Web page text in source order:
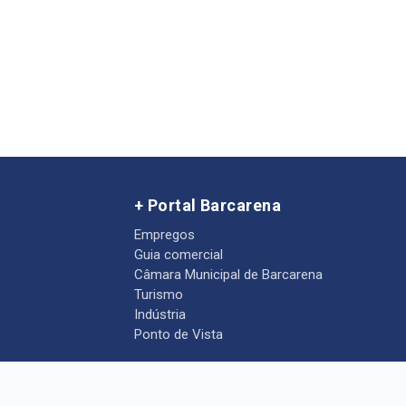
+ Portal Barcarena
Empregos
Guia comercial
Câmara Municipal de Barcarena
Turismo
Indústria
Ponto de Vista